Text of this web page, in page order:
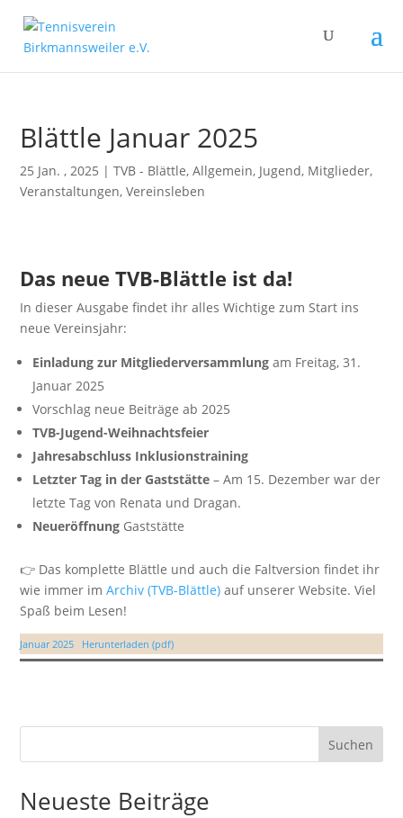
Blättle Januar 2025
25 Jan. , 2025 |TVB - Blättle,Allgemein, Jugend, Mitglieder,
Veranstaltungen,Vereinsleben
Das neue TVB-Blättle ist da!
In dieser Ausgabe findet ihr alles Wichtige zum Start ins
neue Vereinsjahr:
Einladung zur Mitgliederversammlung am Freitag, 31.
Januar 2025
Vorschlag neue Beiträge ab 2025
TVB-Jugend-Weihnachtsfeier
Jahresabschluss Inklusionstraining
Letzter Tag in der Gaststätte – Am 15. Dezember war der
letzte Tag von Renata und Dragan.
Neueröffnung Gaststätte
👉 Das komplette Blättle und auch die Faltversion findet ihr
wie immer imArchiv (TVB-Blättle) auf unserer Website. Viel
Spaß beim Lesen!
Januar 2025 Herunterladen (pdf)
Suchen
Neueste Beiträge